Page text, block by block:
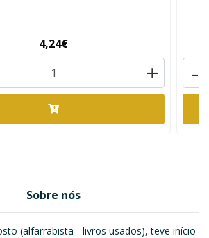
4,24€
+ -
Sobre nós
(alfarrabista - livros usados), teve início